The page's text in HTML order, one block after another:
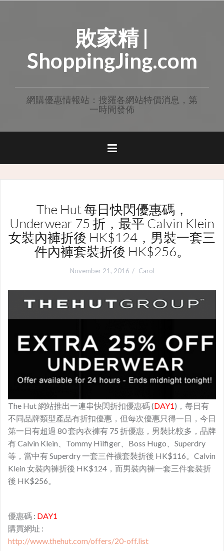
敗家精 |
ShoppingJing.com
網購優惠情報站：搜羅各網站特價消息，第
一時間發佈
The Hut 每日快閃優惠碼，
Underwear 75 折，最平 Calvin Klein
女裝內褲折後 HK$124，男裝一套三
件內褲套裝折後 HK$256。
November 21, 2016 Carol
The Hut 網站推出一連串快閃折扣優惠碼 (DAY1)，每日有
不同品牌類型產品有折扣優惠，但每次優惠只得一日，今日
第一日有超過 80 套內衣褲有 75 折優惠，男裝比較多，品牌
有 Calvin Klein、Tommy Hilfiger、Boss Hugo、Superdry
等，當中有 Superdry 一套三件襪套裝折後 HK$116。Calvin
Klein 女裝內褲折後 HK$124，而男裝內褲一套三件套裝折
後 HK$256。
優惠碼 : DAY1
購買網址 :
http://www.thehut.com/offers/20-off.list